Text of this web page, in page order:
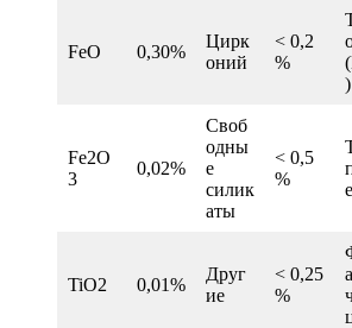
FeO 0,30%
Цирк
оний
< 0,2
%
)
Fe2O
3
0,02%
Своб
одны
е
силик
аты
< 0,5
%
TiO2 0,01%
Друг
ие
< 0,25
%
а